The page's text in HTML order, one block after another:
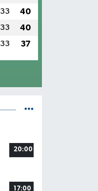
33 40
33 40
33 37
20:00
17:00